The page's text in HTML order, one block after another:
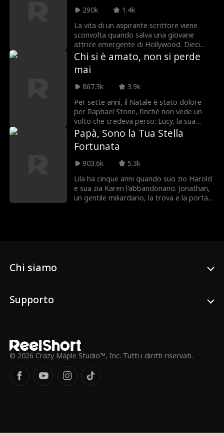
di amarsi davvero.
290k
1.4k
La vita di un aspirante scrittore viene
sconvolta quando salva una giovane
attrice emergente di Hollywood. Dieci
anni dopo, Daniel è il marito casalingo
della "Fidanzata d'America", ignorato dai
paparazzi e invisibile persino alla sua
famiglia. Quando un vecchio amore della
superstar ritorna per sedurre sua moglie,
Daniel capisce che deve divorziare dalla
Fidanzata d'America! Quando sua moglie
si renderà conto di ciò che ha perso,
potrebbe essere troppo tardi per
riconquistarlo.
Chi si è amato, non si perde
mai
867.3k
3.9k
Per sette anni, il Natale è stato dolore
per Raphael Stone, finché non vede un
volto che credeva perso: Lucy, la sua
amata moglie, è viva, ma non può
muoversi né parlare e sembra non
ricordarsi di lui. Riuscirà il vero amore a
vincere dolore e sfortuna, restituendo
speranza a ciò che sembrava perduto per
sempre?
Papà, Sono la Tua Stella
Fortunata
903.6k
5.3k
Lila ha cinque anni quando suo zio Harold
e sua zia Karen l'abbandonano. Jonathan,
un gentile miliardario, la trova e la porta a
Lila al suo fianco, ritrova finalmente la
nascosto. Riesce persino a "parlare" con il
sfuggire al pericolo, smaschera gli intrighi
e lascia Harold, Karen e Vivienne senza
più nascondigli.
Chi siamo
Supporto
© 2026 Crazy Maple Studio™, Inc. Tutti i diritti riservati.